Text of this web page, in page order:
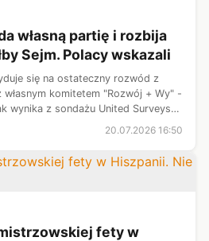
własną partię i rozbija
Sejm. Polacy wskazali
się na ostateczny rozwód z
komitetem "Rozwój + Wy" -
wynika z sondażu United Surveys
nowy obóz byłego premiera
20.07.2026 16:50
fety w